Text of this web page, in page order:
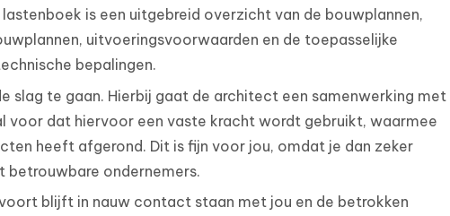
is een uitgebreid overzicht van de bouwplannen,
uitvoeringsvoorwaarden en de toepasselijke
bepalingen.
slag te gaan. Hierbij gaat de architect een samenwerking met
voor dat hiervoor een vaste kracht wordt gebruikt, waarmee
heeft afgerond. Dit is fijn voor jou, omdat je dan zeker
ondernemers.
blijft in nauw contact staan met jou en de betrokken